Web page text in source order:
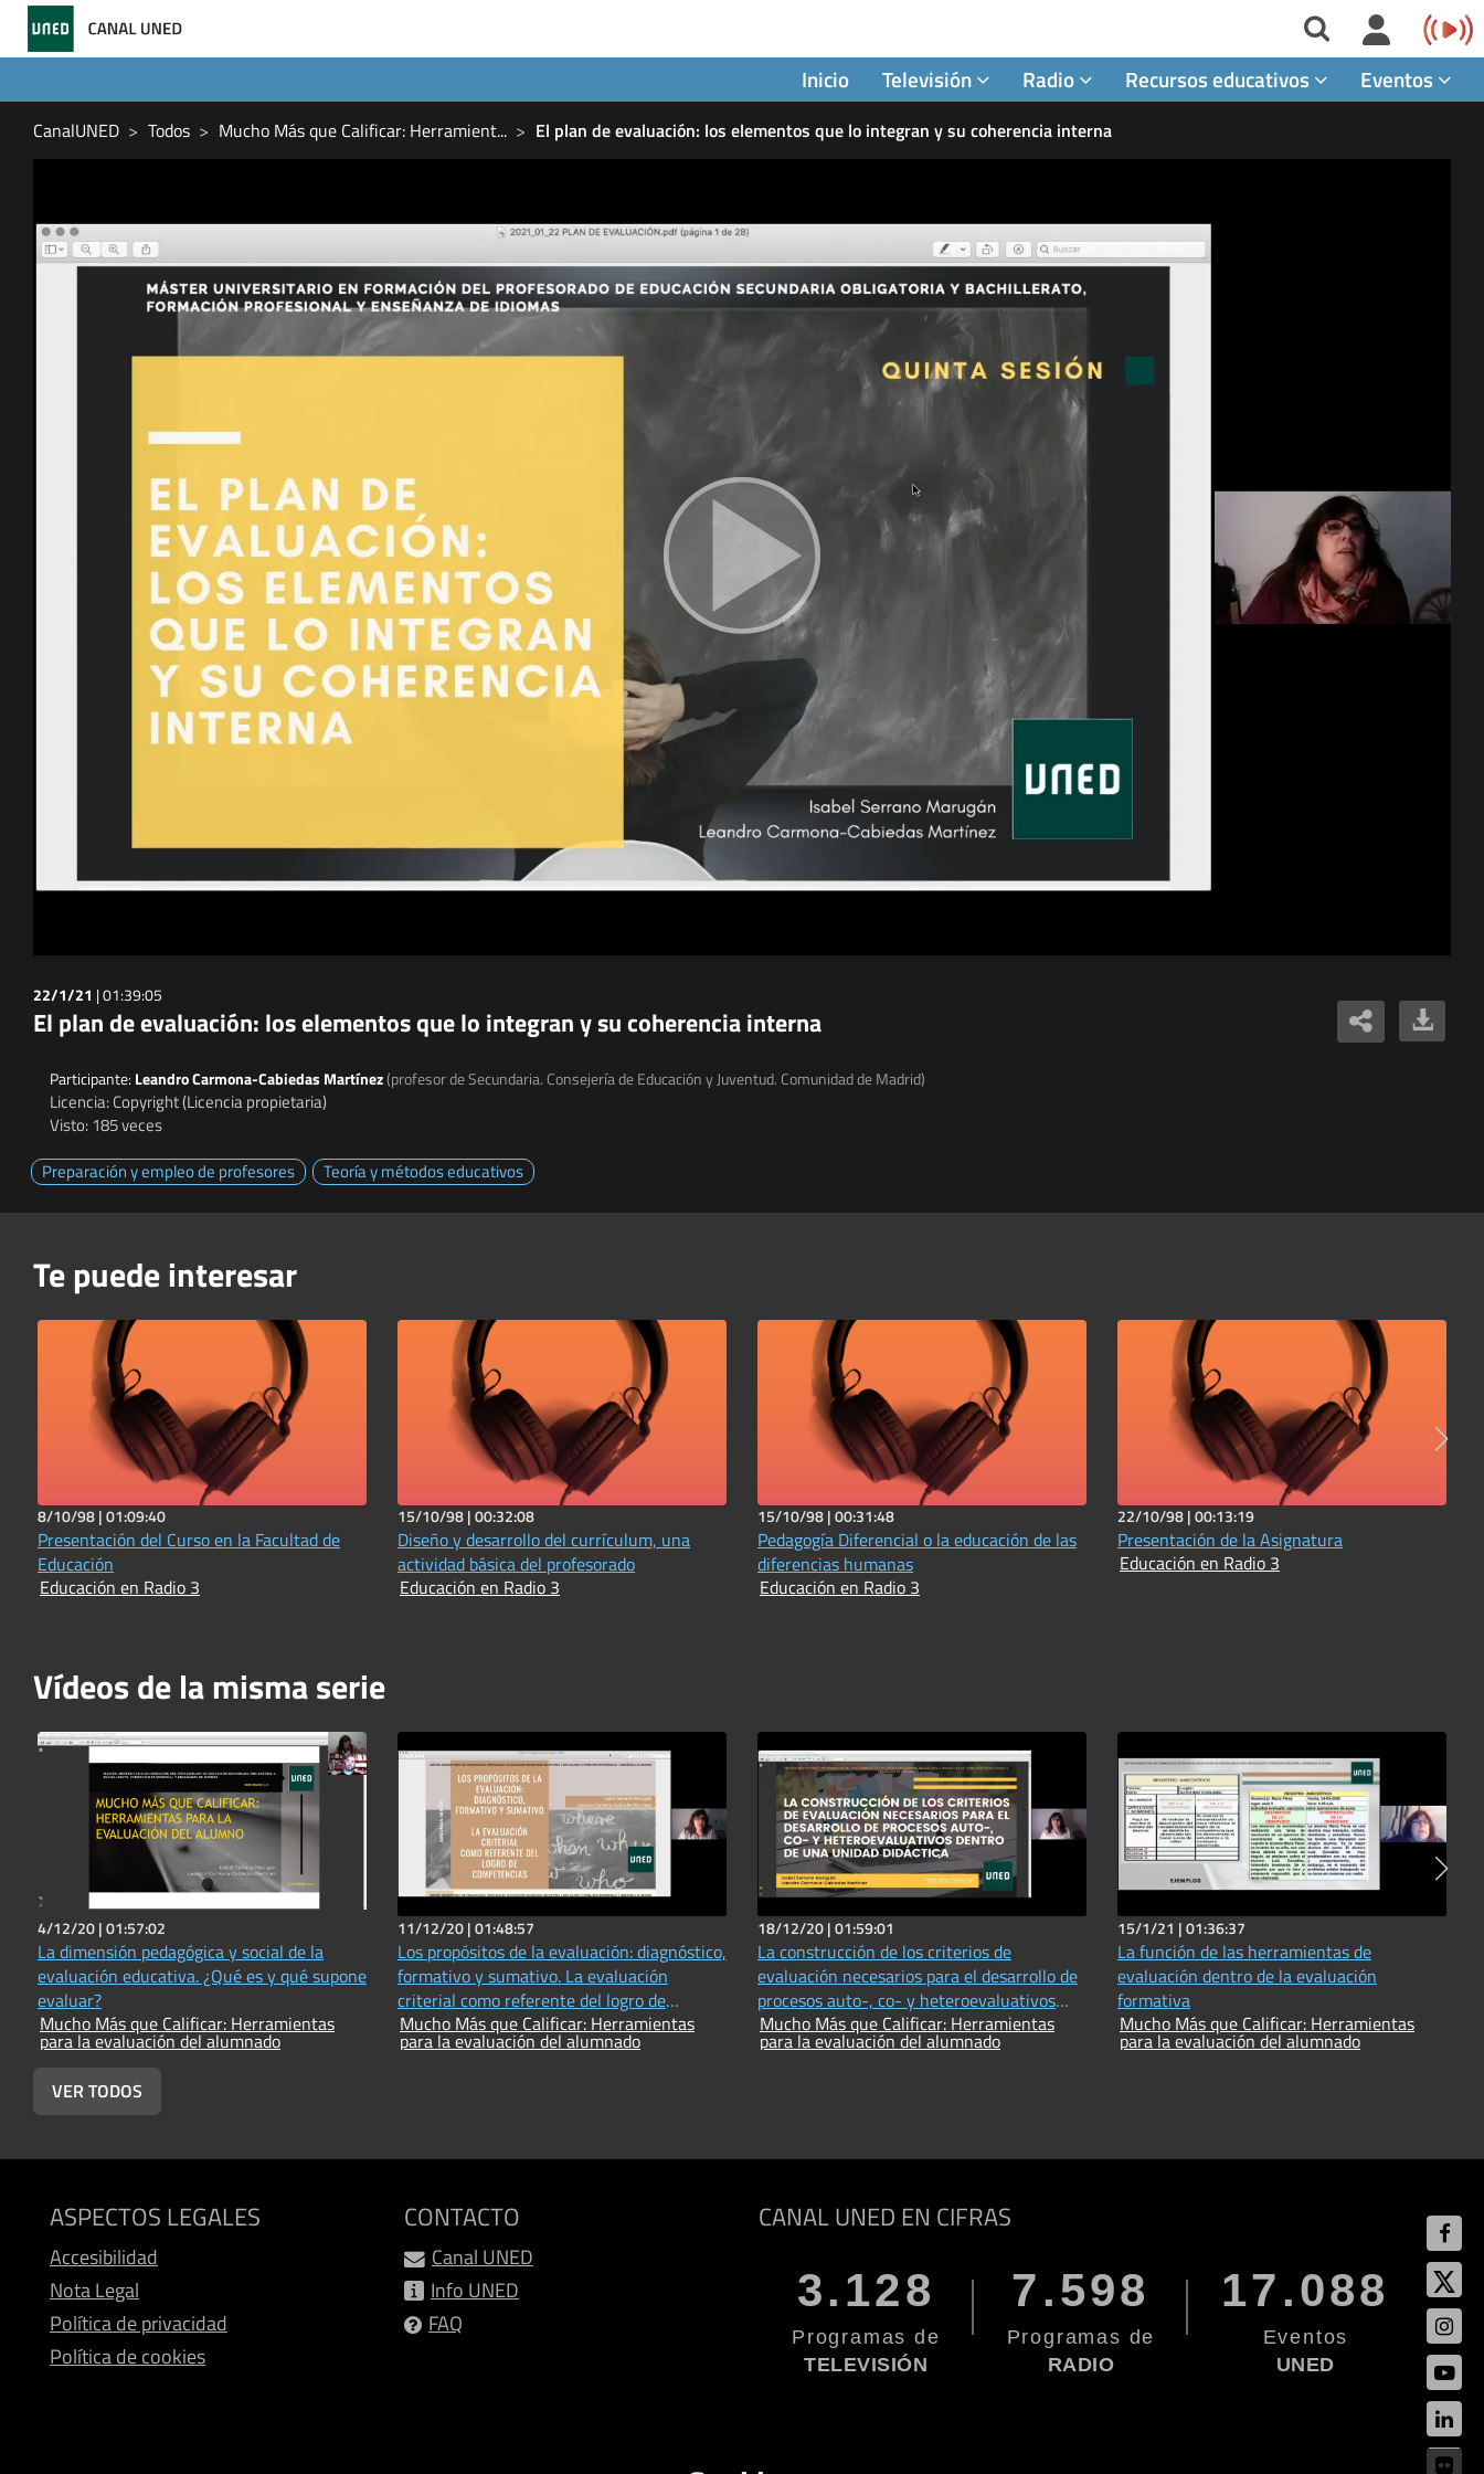
Inicio Televisión Radio Recursos educativos Eventos
CanalUNED Todos Mucho Más que Calificar: Herramient... El plan de evaluación: los elementos que lo integran y su coherencia interna
22/1/21 |01:39:05
El plan de evaluación: los elementos que lo integran y su coherencia interna
Participante: Leandro Carmona-Cabiedas Martínez(profesor de Secundaria. Consejería de Educación y Juventud. Comunidad de Madrid)
Licencia: Copyright (Licencia propietaria)
Visto: 185 veces
Preparación y empleo de profesores
Teoría y métodos educativos
Te puede interesar
8/10/98 |01:09:40
Presentación del Curso en la Facultad de
Educación
Educación en Radio 3
15/10/98 |00:32:08
Diseño y desarrollo del currículum, una
actividad básica del profesorado
Educación en Radio 3
15/10/98 |00:31:48
Pedagogía Diferencial o la educación de las
diferencias humanas
Educación en Radio 3
22/10/98 |00:13:19
Presentación de la Asignatura
Educación en Radio 3
Vídeos de la misma serie
4/12/20 |01:57:02
La dimensión pedagógica y social de la
evaluación educativa. ¿Qué es y qué supone
evaluar?
Mucho Más que Calificar: Herramientas
para la evaluación del alumnado
11/12/20 |01:48:57
Los propósitos de la evaluación: diagnóstico,
formativo y sumativo. La evaluación
criterial como referente del logro de
competencias
Mucho Más que Calificar: Herramientas
para la evaluación del alumnado
18/12/20 |01:59:01
La construcción de los criterios de
evaluación necesarios para el desarrollo de
procesos auto-, co- y heteroevaluativos
dentro de una unidad didáctica
Mucho Más que Calificar: Herramientas
para la evaluación del alumnado
15/1/21 |01:36:37
La función de las herramientas de
evaluación dentro de la evaluación
formativa
Mucho Más que Calificar: Herramientas
para la evaluación del alumnado
VER TODOS
ASPECTOS LEGALES
Accesibilidad
Nota Legal
Política de privacidad
Política de cookies
CONTACTO
Canal UNED
Info UNED
FAQ
CANAL UNED EN CIFRAS
3.128
Programas de
TELEVISIÓN
7.598
Programas de
RADIO
17.088
Eventos
UNED